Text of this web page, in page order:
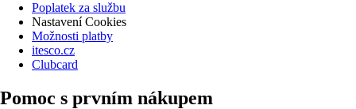
Poplatek za službu
Nastavení Cookies
Možnosti platby
itesco.cz
Clubcard
Pomoc s prvním nákupem